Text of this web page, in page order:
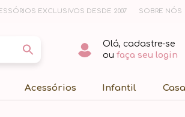
SOBRE NÓS
EXCLUSIVOS DESDE 2007
Olá, cadastre-se
oufaça seu login
Acessórios Infantil Casa